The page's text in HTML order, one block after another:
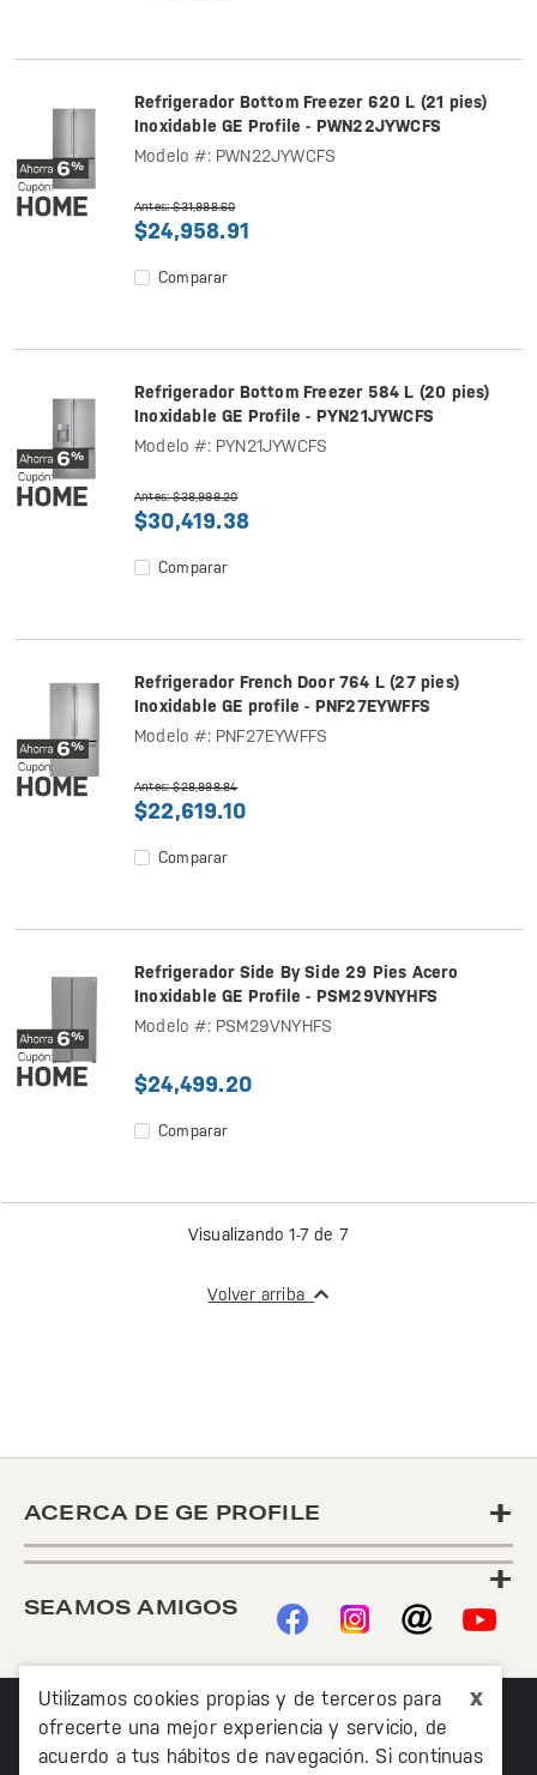
x
Utilizamos cookies propias y de terceros para
ofrecerte una mejor experiencia y servicio, de
acuerdo a tus hábitos de navegación. Si continuas
Refrigerador Bottom Freezer 620 L (21 pies)
Inoxidable GE Profile - PWN22JYWCFS
Modelo #: PWN22JYWCFS
Antes: $31,998.60
$24,958.91
Comparar
Refrigerador Bottom Freezer 584 L (20 pies)
Inoxidable GE Profile - PYN21JYWCFS
Modelo #: PYN21JYWCFS
Antes: $38,999.20
$30,419.38
Comparar
Refrigerador French Door 764 L (27 pies)
Inoxidable GE profile - PNF27EYWFFS
Modelo #: PNF27EYWFFS
Antes: $28,998.84
$22,619.10
Comparar
Refrigerador Side By Side 29 Pies Acero
Inoxidable GE Profile - PSM29VNYHFS
Modelo #: PSM29VNYHFS
$24,499.20
Comparar
Visualizando 1-7 de 7
Volver arriba
ACERCA DE GE PROFILE
+
+
SEAMOS AMIGOS